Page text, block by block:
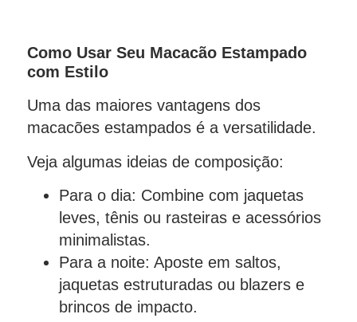
Como Usar Seu Macacão Estampado
com Estilo
Uma das maiores vantagens dos
macacões estampados é a versatilidade.
Veja algumas ideias de composição:
Para o dia: Combine com jaquetas
leves, tênis ou rasteiras e acessórios
minimalistas.
Para a noite: Aposte em saltos,
jaquetas estruturadas ou blazers e
brincos de impacto.